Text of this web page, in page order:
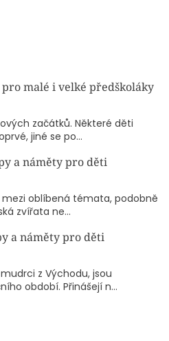
malé i velké předškoláky
začátků. Některé děti
jiné se po...
a náměty pro děti
oblíbená témata, podobně
zvířata ne...
a náměty pro děti
z Východu, jsou
období. Přinášejí n...